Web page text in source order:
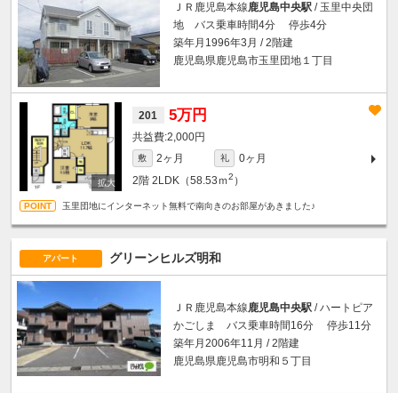
ＪＲ鹿児島本線鹿児島中央駅 / 玉里中央団
地 バス乗車時間4分 停歩4分
築年月1996年3月 / 2階建
鹿児島県鹿児島市玉里団地１丁目
201 5万円
2,000円
敷 2ヶ月 礼
0ヶ月
2階 2LDK（58.53ｍ2 ）
玉里団地にインターネット無料で南向きのお部屋があきました♪
アパート グリーンヒルズ明和
ＪＲ鹿児島本線鹿児島中央駅 / ハートピア
かごしま バス乗車時間16分 停歩11分
築年月2006年11月 / 2階建
鹿児島県鹿児島市明和５丁目